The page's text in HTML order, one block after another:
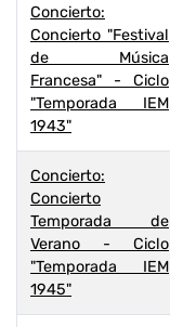
Concierto:
Concierto "Festival
de Música
Francesa" - Ciclo
"Temporada IEM
1943"
Concierto:
Concierto
Temporada de
Verano - Ciclo
"Temporada IEM
1945"